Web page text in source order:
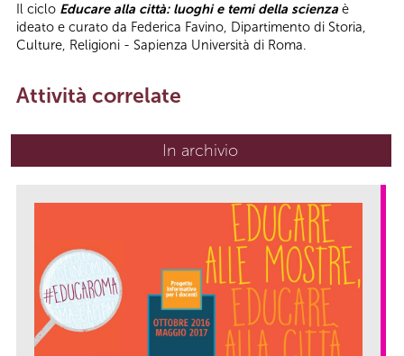
Il ciclo Educare alla città: luoghi e temi della scienza è
ideato e curato da Federica Favino, Dipartimento di Storia,
Culture, Religioni - Sapienza Università di Roma.
Attività correlate
In archivio